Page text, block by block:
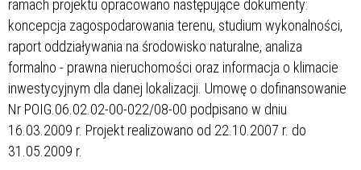
ramach projektu opracowano następujące dokumenty:
koncepcja zagospodarowania terenu, studium wykonalności,
raport oddziaływania na środowisko naturalne, analiza
formalno - prawna nieruchomości oraz informacja o klimacie
inwestycyjnym dla danej lokalizacji. Umowę o dofinansowanie
Nr POIG.06.02.02-00-022/08-00 podpisano w dniu
16.03.2009 r. Projekt realizowano od 22.10.2007 r. do
31.05.2009 r.